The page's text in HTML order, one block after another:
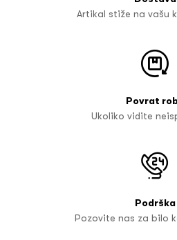
Artikal stiže na vašu
Povrat
Ukoliko vidite
Podrška
Pozovite nas za bilo